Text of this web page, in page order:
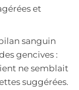
et
sanguin
gencives :
ne semblait
suggérées.